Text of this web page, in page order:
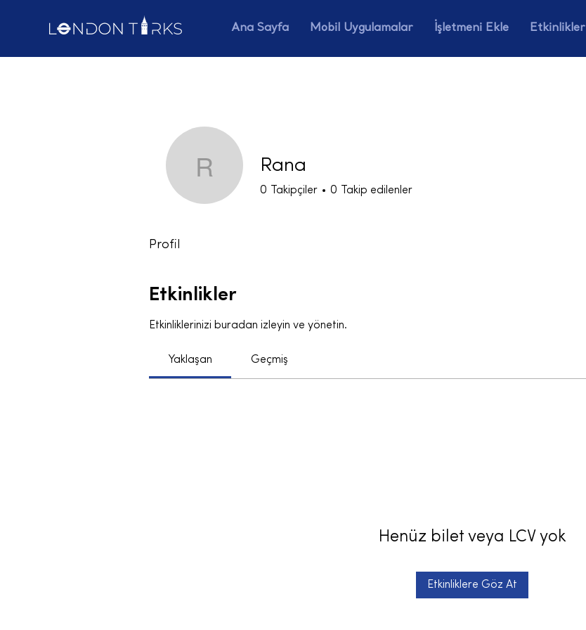
Ana Sayfa Mobil Uygulamalar İşletmeni Ekle Etkinlikler
Etkinlikler
Etkinliklerinizi buradan izleyin ve yönetin.
Yaklaşan Geçmiş
Henüz bilet veya LCV yok
Etkinliklere Göz At
RanaRana
0 Takipçiler 0 Takip edilenler
Profil